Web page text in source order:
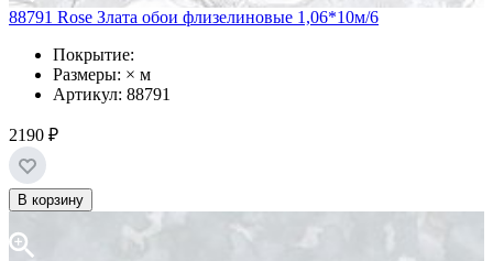
88791 Rose Злата обои флизелиновые 1,06*10м/6
Покрытие:
Размеры: × м
Артикул: 88791
2190 ₽
В корзину